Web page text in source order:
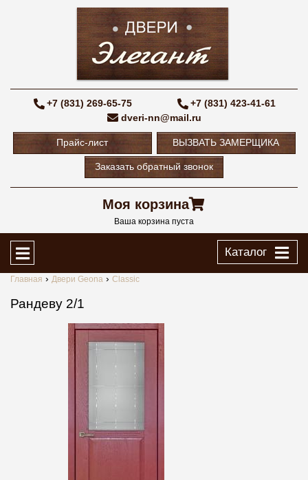
+7 (831) 269-65-75
+7 (831) 423-41-61
dveri-nn@mail.ru
Прайс-лист ВЫЗВАТЬ ЗАМЕРЩИКА
Заказать обратный звонок
Моя корзина
Ваша корзина пуста
Каталог
Главная Двери Geona Classic
Рандеву 2/1